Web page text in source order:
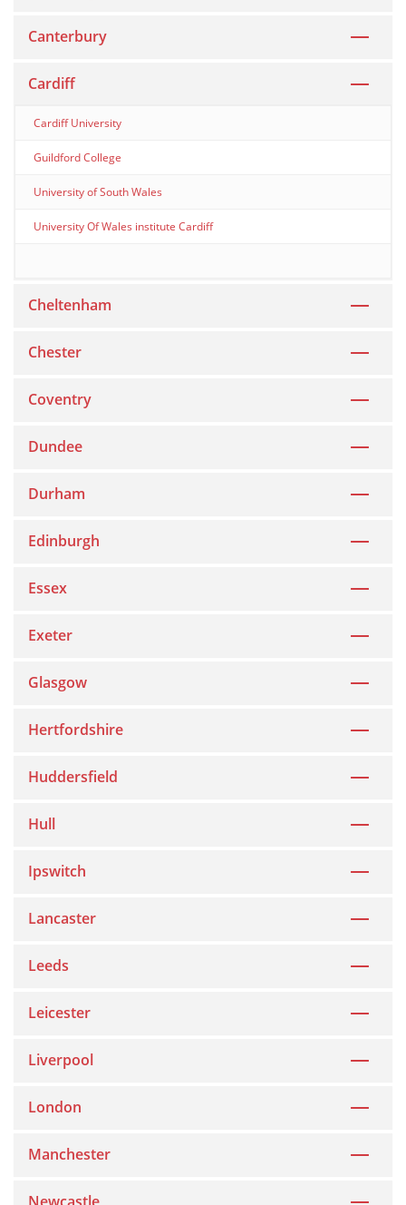
Canterbury
Cardiff
Cardiff University
Guildford College
University of South Wales
University Of Wales institute Cardiff
Cheltenham
Chester
Coventry
Dundee
Durham
Edinburgh
Essex
Exeter
Glasgow
Hertfordshire
Huddersfield
Hull
Ipswitch
Lancaster
Leeds
Leicester
Liverpool
London
Manchester